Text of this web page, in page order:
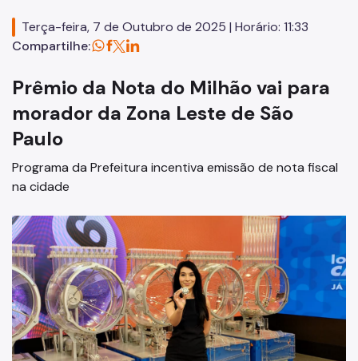
Cadastro de Contribuintes Mobiliários (CCM)
Cadastro de Prestadores de Outros Municípios (CPOM)
Cadastro de Obras
Cadastro Informativo Municipal (CADIN)
Certidões (Emissão)
Consulta Empenhos e Pagamentos
COSIP
DEC
DES-IF (Instituições Financeiras)
Devolução e Restituição
Dipam (Declaração para o IPM)
Terça-feira, 7 de Outubro de 2025 | Horário: 11:33
Compartilhe:
Prêmio da Nota do Milhão vai para
morador da Zona Leste de São
Paulo
Programa da Prefeitura incentiva emissão de nota fiscal
na cidade